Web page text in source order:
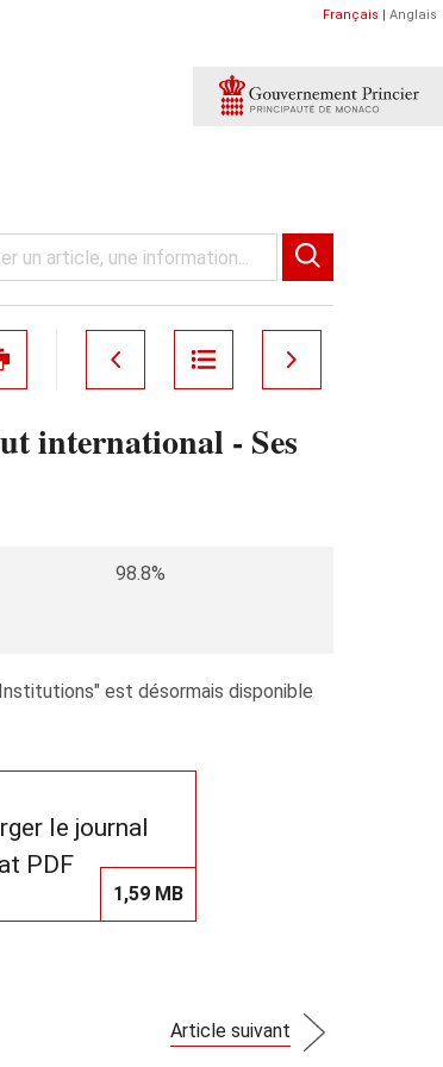
Français | Anglais
international - Ses
98.8%
est désormais disponible
le journal
PDF
1,59 MB
Article suivant